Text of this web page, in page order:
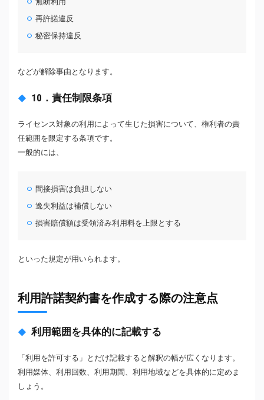
再許諾違反
秘密保持違反
などが解除事由となります。
10．責任制限条項
ライセンス対象の利用によって生じた損害について、権利者の責
任範囲を限定する条項です。
一般的には、
間接損害は負担しない
逸失利益は補償しない
損害賠償額は受領済み利用料を上限とする
といった規定が用いられます。
利用許諾契約書を作成する際の注意点
利用範囲を具体的に記載する
「利用を許可する」とだけ記載すると解釈の幅が広くなります。
利用媒体、利用回数、利用期間、利用地域などを具体的に定めま
しょう。